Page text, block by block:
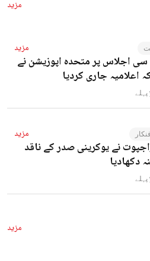
مزید
مزید
سی اجلاس پر متحدہ اپوزیشن نے
اعلامیہ جاری کردیا
مزید
نے یوکرینی صدر کے ناقد
دکھادیا
مزید